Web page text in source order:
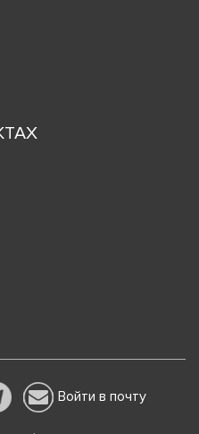
Войти в почту